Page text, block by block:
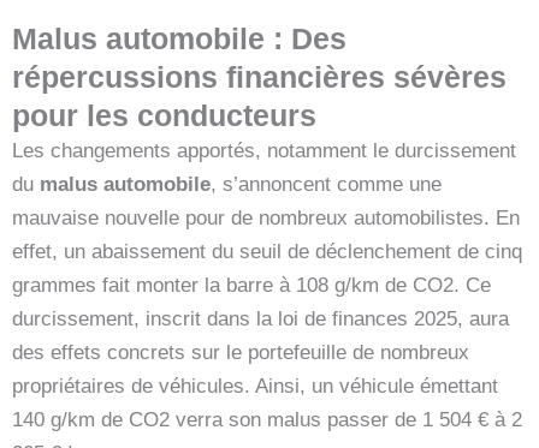
Malus automobile : Des
répercussions financières sévères
pour les conducteurs
Les changements apportés, notamment le durcissement
du malus automobile, s’annoncent comme une
mauvaise nouvelle pour de nombreux automobilistes. En
effet, un abaissement du seuil de déclenchement de cinq
grammes fait monter la barre à 108 g/km de CO2. Ce
durcissement, inscrit dans la loi de finances 2025, aura
des effets concrets sur le portefeuille de nombreux
propriétaires de véhicules. Ainsi, un véhicule émettant
140 g/km de CO2 verra son malus passer de 1 504 € à 2